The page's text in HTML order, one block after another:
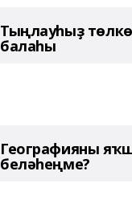
Тыңлауһыҙ төлкө
балаһы
Географияны
беләһеңме?